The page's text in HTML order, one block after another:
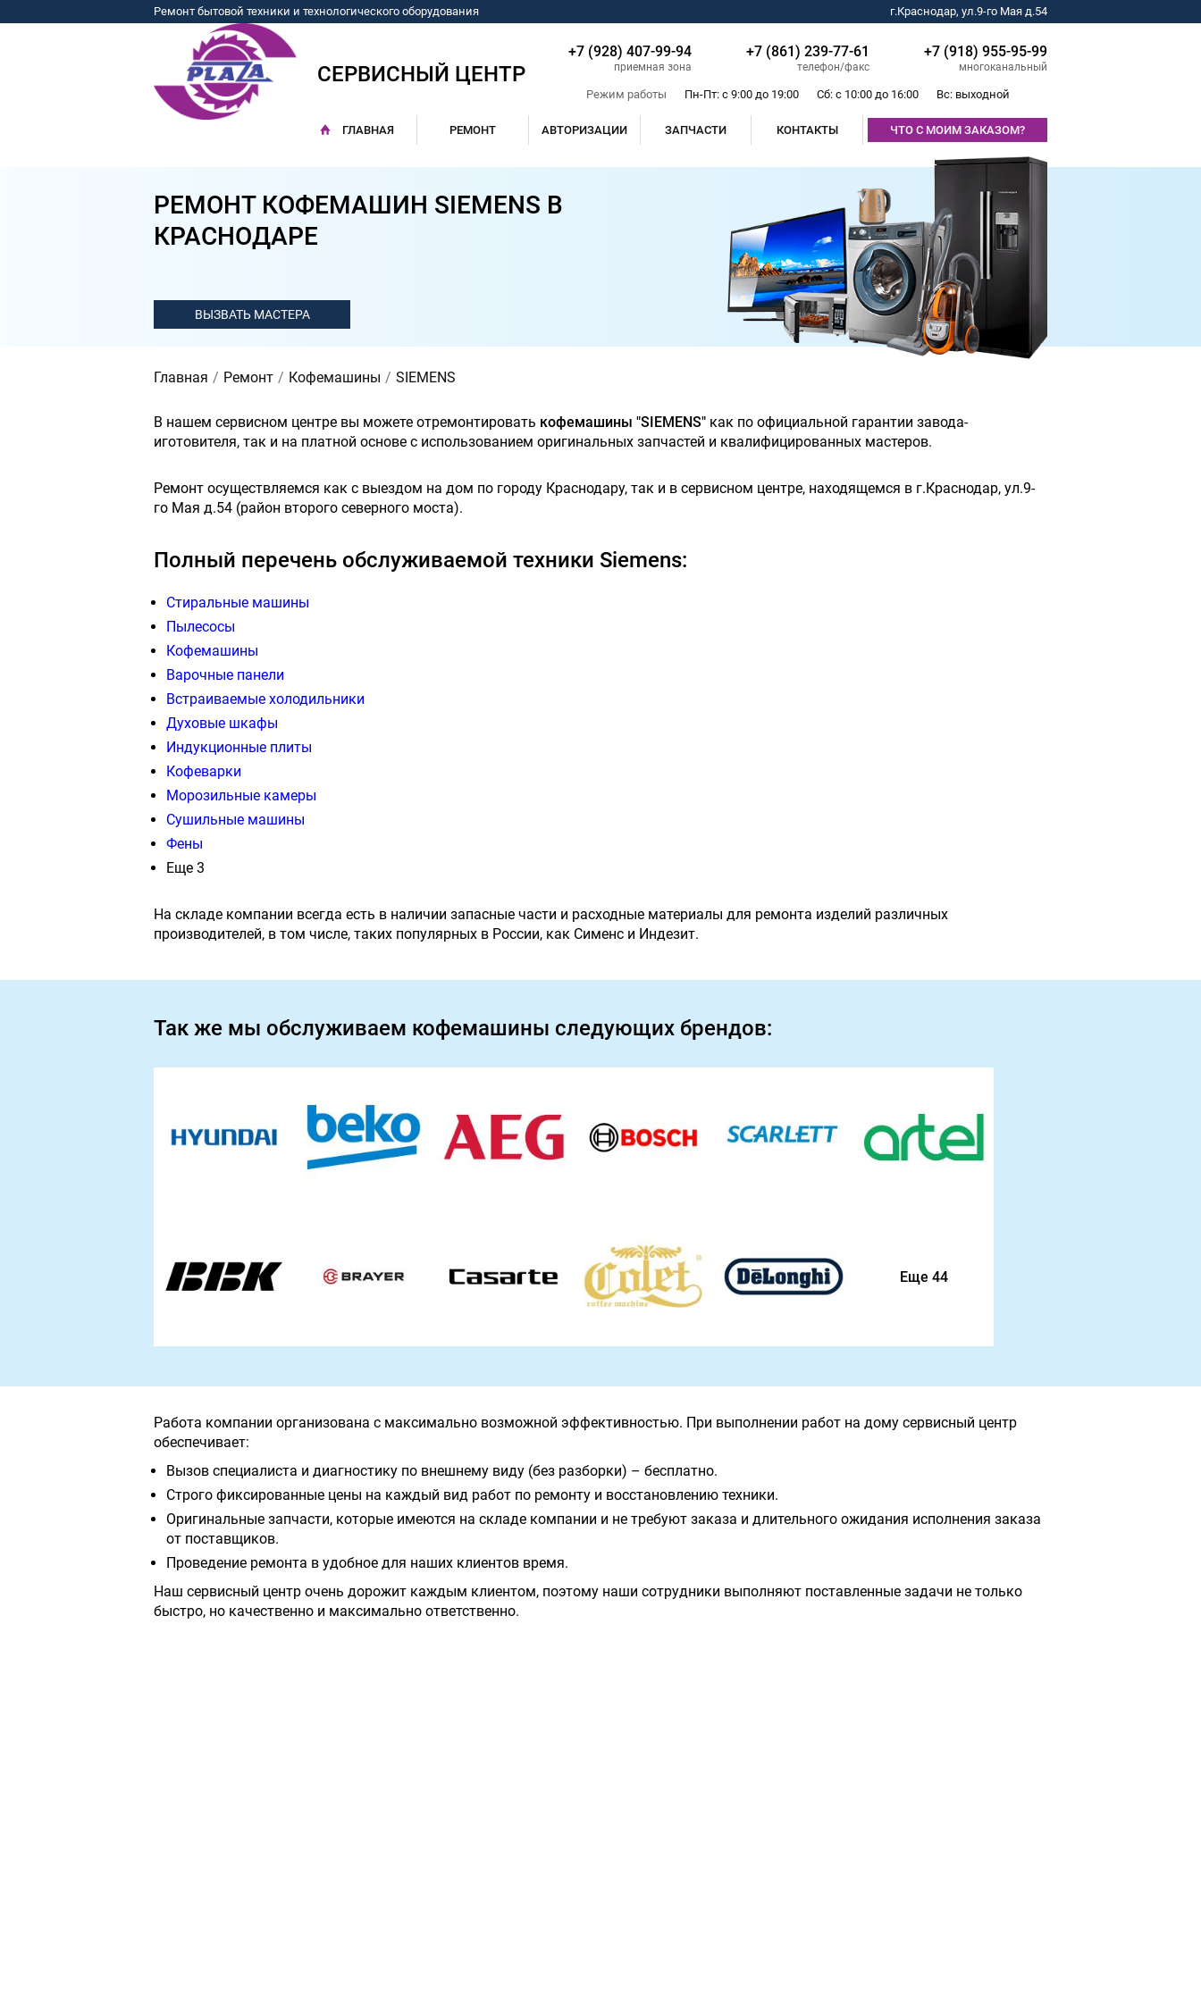
Ремонт бытовой техники и технологического оборудования г.Краснодар, ул.9-го Мая д.54
СЕРВИСНЫЙ ЦЕНТР
+7 (928) 407-99-94
приемная зона
+7 (861) 239-77-61
телефон/факс
+7 (918) 955-95-99
многоканальный
Режим работы Пн-Пт: с 9:00 до 19:00 Сб: с 10:00 до 16:00 Вс: выходной
ГЛАВНАЯ РЕМОНТ АВТОРИЗАЦИИ ЗАПЧАСТИ КОНТАКТЫ ЧТО С МОИМ ЗАКАЗОМ?
РЕМОНТ КОФЕМАШИН SIEMENS В
КРАСНОДАРЕ
Главная Ремонт Кофемашины SIEMENS
В нашем сервисном центре вы можете отремонтировать кофемашины "SIEMENS" как по официальной гарантии завода-
иготовителя, так и на платной основе с использованием оригинальных запчастей и квалифицированных мастеров.
Ремонт осуществляемся как с выездом на дом по городу Краснодару, так и в сервисном центре, находящемся в г.Краснодар, ул.9-
го Мая д.54 (район второго северного моста).
Полный перечень обслуживаемой техники Siemens:
Стиральные машины
Пылесосы
Кофемашины
Варочные панели
Встраиваемые холодильники
Духовые шкафы
Индукционные плиты
Кофеварки
Морозильные камеры
Сушильные машины
Фены
Еще 3
На складе компании всегда есть в наличии запасные части и расходные материалы для ремонта изделий различных
производителей, в том числе, таких популярных в России, как Сименс и Индезит.
Так же мы обслуживаем кофемашины следующих брендов:
Еще 44
Работа компании организована с максимально возможной эффективностью. При выполнении работ на дому сервисный центр
обеспечивает:
Вызов специалиста и диагностику по внешнему виду (без разборки) – бесплатно.
Строго фиксированные цены на каждый вид работ по ремонту и восстановлению техники.
Оригинальные запчасти, которые имеются на складе компании и не требуют заказа и длительного ожидания исполнения заказа
от поставщиков.
Проведение ремонта в удобное для наших клиентов время.
Наш сервисный центр очень дорожит каждым клиентом, поэтому наши сотрудники выполняют поставленные задачи не только
быстро, но качественно и максимально ответственно.